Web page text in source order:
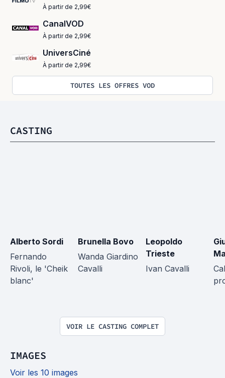
À partir de 2,99€
CanalVOD
À partir de 2,99€
UniversCiné
À partir de 2,99€
TOUTES LES OFFRES VOD
CASTING
Alberto Sordi
Fernando
Rivoli, le 'Cheik
blanc'
Brunella Bovo
Wanda Giardino
Cavalli
Leopoldo
Trieste
Ivan Cavalli
VOIR LE CASTING COMPLET
IMAGES
Voir les 10 images